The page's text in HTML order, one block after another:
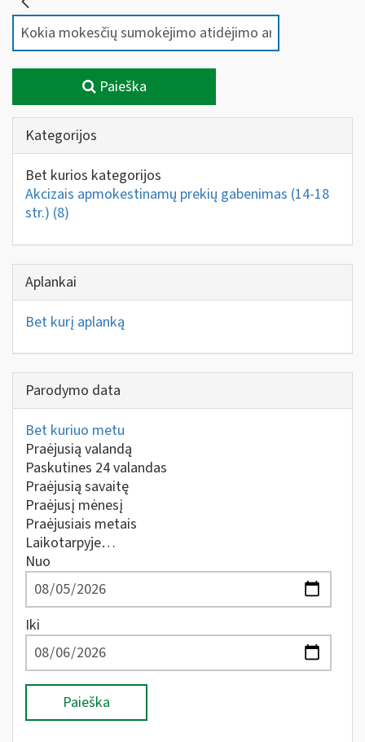
Paieška
Kategorijos
Bet kurios kategorijos
Akcizais apmokestinamų prekių gabenimas (14-18
str.) (8)
Aplankai
Bet kurį aplanką
Parodymo data
Bet kuriuo metu
Praėjusią valandą
Paskutines 24 valandas
Praėjusią savaitę
Praėjusį mėnesį
Praėjusiais metais
Laikotarpyje…
Nuo
Iki
Paieška